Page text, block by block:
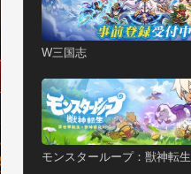
W三国志
モンスターループ：獣神転生